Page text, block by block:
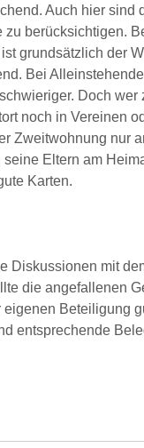
Auch hier sind
zu berücksichtigen.
grundsätzlich der
Bei
Doch wer
noch in Vereinen
Zweitwohnung nur
Eltern am
Karten.
Diskussionen mit
die angefallenen
eigenen Beteiligung
entsprechende